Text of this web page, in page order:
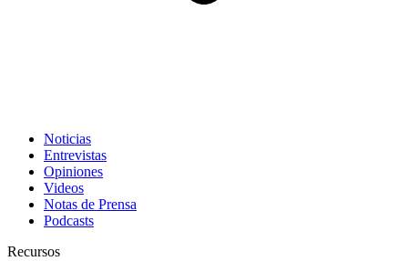
Noticias
Entrevistas
Opiniones
Videos
Notas de Prensa
Podcasts
Recursos